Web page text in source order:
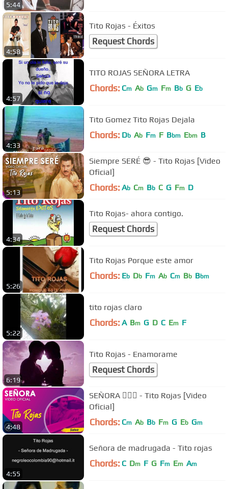
5:44
4:58
Tito Rojas - Éxitos
Request Chords
4:57
TITO ROJAS SEÑORA LETRA
Chords: Cm Ab Gm Fm Bb G Eb
4:33
Tito Gomez Tito Rojas Dejala
Chords: Db Ab Fm F Bbm Ebm B
5:13
Siempre SERÉ 😎 - Tito Rojas [Video
Oficial]
Chords: Ab Cm Bb C G Fm D
4:34
Tito Rojas- ahora contigo.
Request Chords
5:26
Tito Rojas Porque este amor
Chords: Eb Db Fm Ab Cm Bb Bbm
5:22
tito rojas claro
Chords: A Bm G D C Em F
6:19
Tito Rojas - Enamorame
Request Chords
4:48
SEÑORA 👱🏾‍♀️ - Tito Rojas [Video
Oficial]
Chords: Cm Ab Bb Fm G Eb Gm
4:55
Señora de madrugada - Tito rojas
Chords: C Dm F G Fm Em Am